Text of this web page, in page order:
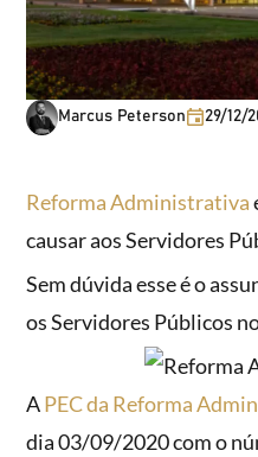
Marcus Peterson 29/12/
Reforma Administrativa
causar aos Servidores
Sem dúvida esse é o
os Servidores Públicos
APEC da Reforma
dia 03/09/2020 com o